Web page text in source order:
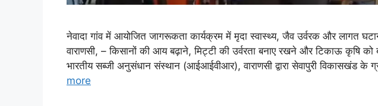
नेवादा गांव में आयोजित जागरूकता कार्यक्रम में मृदा स्वास्थ्य, जैव उर्वरक और लागत
वाराणसी, – किसानों की आय बढ़ाने, मिट्टी की उर्वरता बनाए रखने और टिकाऊ कृषि
भारतीय सब्जी अनुसंधान संस्थान (आईआईवीआर), वाराणसी द्वारा सेवापुरी विकासखंड के
more